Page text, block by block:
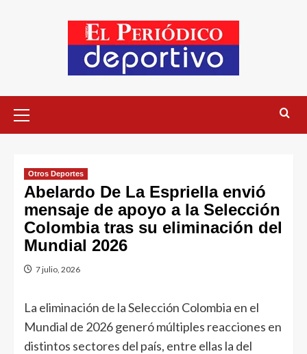
Otros Deportes
Abelardo De La Espriella envió
mensaje de apoyo a la Selección
Colombia tras su eliminación del
Mundial 2026
7 julio, 2026
La eliminación de la Selección Colombia en el
Mundial de 2026 generó múltiples reacciones en
distintos sectores del país, entre ellas la del